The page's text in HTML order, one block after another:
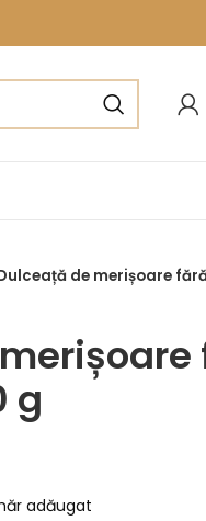
de merișoare
g
adăugat